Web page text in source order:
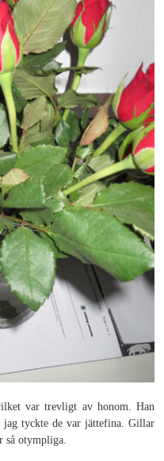
var trevligt av honom. Han
jag tyckte de var jättefina. Gillar
så otympliga.